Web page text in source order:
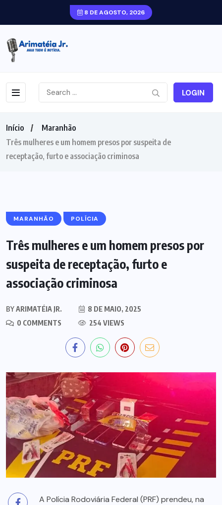
8 DE AGOSTO, 2026
LOGIN
Início
Maranhão
Três mulheres e um homem presos por suspeita de
receptação, furto e associação criminosa
MARANHÃO POLÍCIA
Três mulheres e um homem presos por
suspeita de receptação, furto e
associação criminosa
BYARIMATÉIA JR.
8 DE MAIO, 2025
0 COMMENTS
254 VIEWS
A Polícia Rodoviária Federal (PRF) prendeu, na